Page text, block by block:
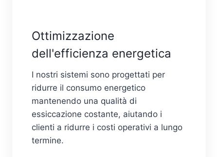
Ottimizzazione
dell'efficienza energetica
I nostri sistemi sono progettati per
ridurre il consumo energetico
mantenendo una qualità di
essiccazione costante, aiutando i
clienti a ridurre i costi operativi a lungo
termine.